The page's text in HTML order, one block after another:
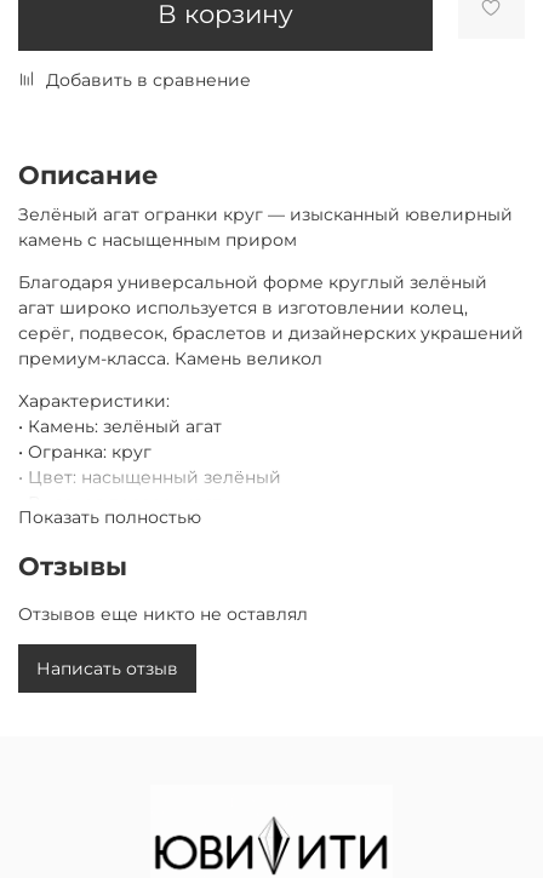
В корзину
Добавить в сравнение
Описание
Зелёный агат огранки круг — изысканный ювелирный
камень с насыщенным приром
Благодаря универсальной форме круглый зелёный
агат широко используется в изготовлении колец,
серёг, подвесок, браслетов и дизайнерских украшений
премиум-класса. Камень великол
Характеристики:
• Камень: зелёный агат
• Огранка: круг
• Цвет: насыщенный зелёный
• Яркий
• Точная ювелирная огранка
• Приспособление для всех видов украшений.
Показать полностью
Отзывы
Отзывов еще никто не оставлял
Написать отзыв